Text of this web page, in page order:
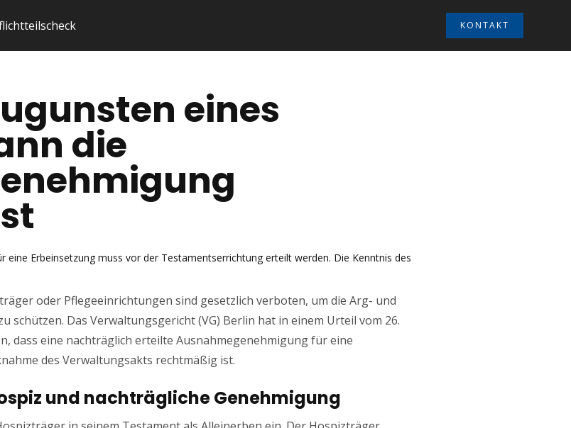
KONTAKT
eines
die
eine Erbeinsetzung muss vor der Testamentserrichtung erteilt werden. Die Kenntnis des
oder Pflegeeinrichtungen sind gesetzlich verboten, um die Arg- und
schützen. Das Verwaltungsgericht (VG) Berlin hat in einem Urteil vom 26.
dass eine nachträglich erteilte Ausnahmegenehmigung für eine
des Verwaltungsakts rechtmäßig ist.
und nachträgliche Genehmigung